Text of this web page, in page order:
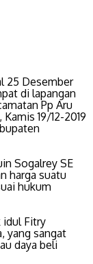
25 Desember
di lapangan
Pp Aru
19/12-2019
Sogalrey SE
harga suatu
hukum
idul Fitry
yang sangat
daya beli